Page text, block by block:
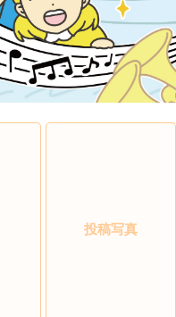
投稿写真